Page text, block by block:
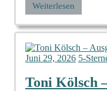
Weiterlesen
Juni 29, 2026 5-
Toni Kölsch